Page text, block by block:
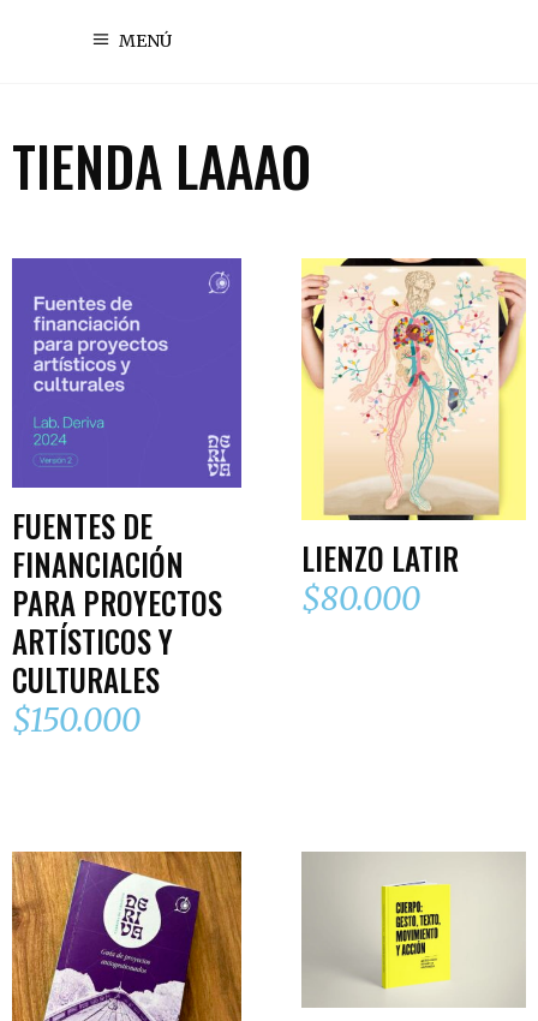
MENÚ
TIENDA LAAAO
AÑADIR AL CARRITO
FUENTES DE
FINANCIACIÓN
PARA PROYECTOS
ARTÍSTICOS Y
CULTURALES
$150.000
AÑADIR AL
LIENZO LATIR
$80.000
AÑADIR AL CARRITO
AÑADIR AL